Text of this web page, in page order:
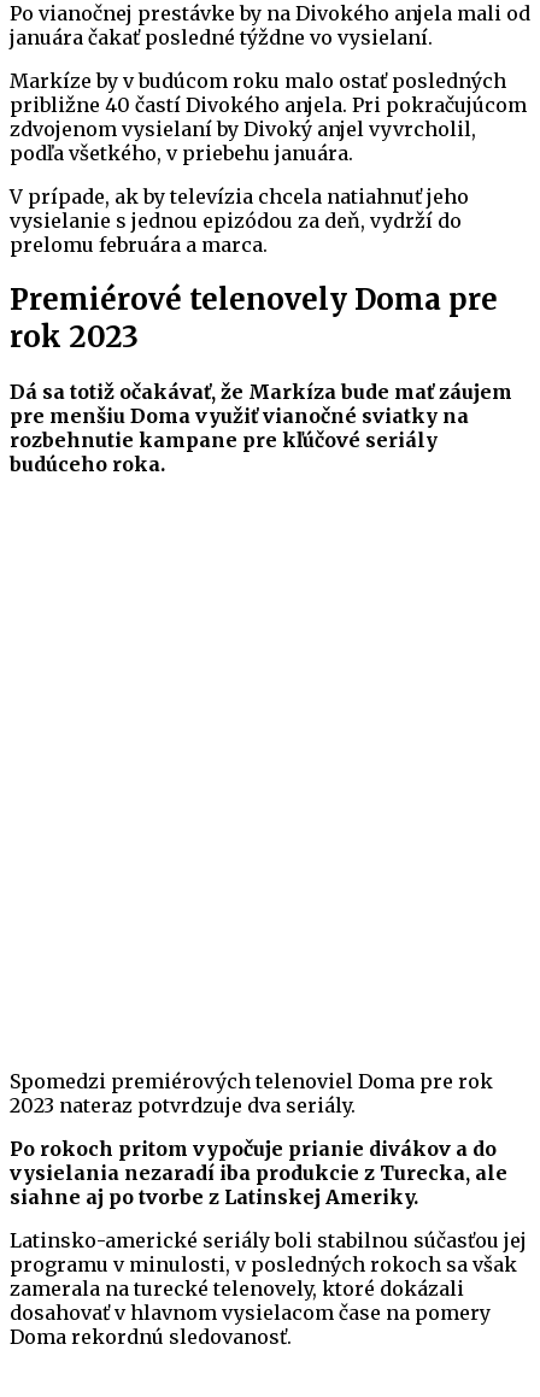
Po vianočnej prestávke by na Divokého anjela mali od
januára čakať posledné týždne vo vysielaní.
Markíze by v budúcom roku malo ostať posledných
približne 40 častí Divokého anjela. Pri pokračujúcom
zdvojenom vysielaní by Divoký anjel vyvrcholil,
podľa všetkého, v priebehu januára.
V prípade, ak by televízia chcela natiahnuť jeho
vysielanie s jednou epizódou za deň, vydrží do
prelomu februára a marca.
Premiérové telenovely Doma pre
rok 2023
Dá sa totiž očakávať, že Markíza bude mať záujem
pre menšiu Doma využiť vianočné sviatky na
rozbehnutie kampane pre kľúčové seriály
budúceho roka.
Spomedzi premiérových telenoviel Doma pre rok
2023 nateraz potvrdzuje dva seriály.
Po rokoch pritom vypočuje prianie divákov a do
vysielania nezaradí iba produkcie z Turecka, ale
siahne aj po tvorbe z Latinskej Ameriky.
Latinsko-americké seriály boli stabilnou súčasťou jej
programu v minulosti, v posledných rokoch sa však
zamerala na turecké telenovely, ktoré dokázali
dosahovať v hlavnom vysielacom čase na pomery
Doma rekordnú sledovanosť.